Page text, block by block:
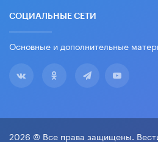
СОЦИАЛЬНЫЕ СЕТИ
Основные и дополнительные
2026 © Все права защищены.